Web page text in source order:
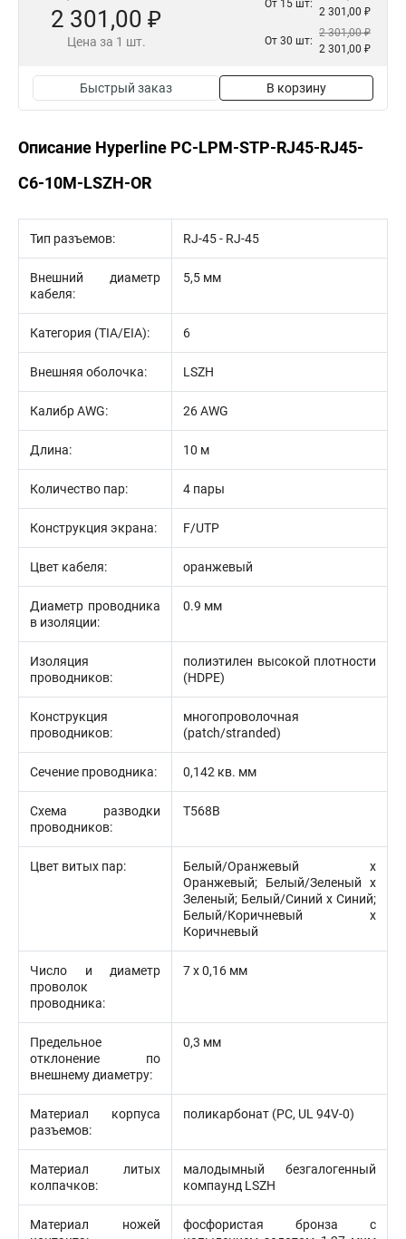
2 301,00 ₽
Цена за 1 шт.
От 15 шт:
2 301,00 ₽
От 30 шт:
2 301,00 ₽
2 301,00 ₽
Быстрый заказ В корзину
Описание Hyperline PC-LPM-STP-RJ45-RJ45-
C6-10M-LSZH-OR
Тип разъемов: RJ-45 - RJ-45
Внешний диаметр
кабеля:
5,5 мм
Категория (TIA/EIA): 6
Внешняя оболочка: LSZH
Калибр AWG: 26 AWG
Длина: 10 м
Количество пар: 4 пары
Конструкция экрана: F/UTP
Цвет кабеля: оранжевый
Диаметр проводника
в изоляции:
0.9 мм
Изоляция
проводников:
полиэтилен высокой плотности
(HDPE)
Конструкция
проводников:
многопроволочная
(patch/stranded)
Сечение проводника: 0,142 кв. мм
Схема разводки
проводников:
T568B
Цвет витых пар:
Белый/Оранжевый х
Оранжевый; Белый/Зеленый х
Зеленый; Белый/Синий х Синий;
Белый/Коричневый х
Коричневый
Число и диаметр
проволок
проводника:
7 х 0,16 мм
Предельное
отклонение по
внешнему диаметру:
0,3 мм
Материал корпуса
разъемов:
поликарбонат (PC, UL 94V-0)
Материал литых
колпачков:
малодымный безгалогенный
компаунд LSZH
Материал ножей
фосфористая бронза с